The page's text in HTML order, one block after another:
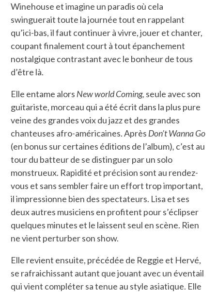
Winehouse et imagine un paradis où cela
swinguerait toute la journée tout en rappelant
qu’ici-bas, il faut continuer à vivre, jouer et chanter,
coupant finalement court à tout épanchement
nostalgique contrastant avec le bonheur de tous
d’être là.
Elle entame alors New world Coming, seule avec son
guitariste, morceau qui a été écrit dans la plus pure
veine des grandes voix du jazz et des grandes
chanteuses afro-américaines. Après Don’t Wanna Go
(en bonus sur certaines éditions de l’album), c’est au
tour du batteur de se distinguer par un solo
monstrueux. Rapidité et précision sont au rendez-
vous et sans sembler faire un effort trop important,
il impressionne bien des spectateurs. Lisa et ses
deux autres musiciens en profitent pour s’éclipser
quelques minutes et le laissent seul en scène. Rien
ne vient perturber son show.
Elle revient ensuite, précédée de Reggie et Hervé,
se rafraichissant autant que jouant avec un éventail
qui vient compléter sa tenue au style asiatique. Elle